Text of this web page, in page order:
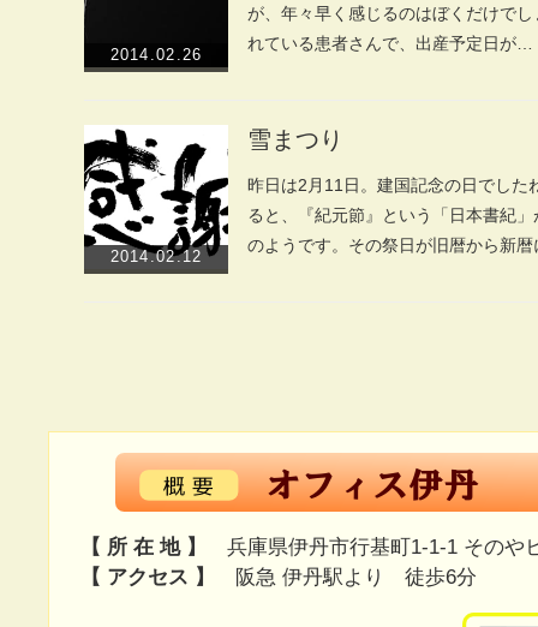
2014.02.26
が、年々早く感じるのはぼくだけで
れている患者さんで、出産予定日が…
2014.02.12
雪まつり
昨日は2月11日。建国記念の日でし
ると、『紀元節』という「日本書紀
のようです。その祭日が旧暦から新
【 所 在 地 】
兵庫県伊丹市行基町1-1-1 そのや
【 アクセス 】
阪急 伊丹駅より 徒歩6分